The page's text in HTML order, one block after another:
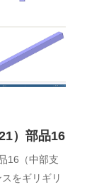
）部品16
16（中部支
をギリギリ